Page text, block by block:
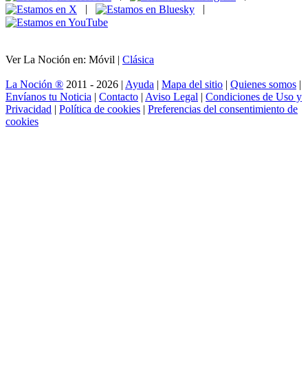
|
|
Ver La Noción en: Móvil | Clásica
La Noción ® 2011 - 2026 | Ayuda | Mapa del sitio | Quienes somos |
Envíanos tu Noticia | Contacto | Aviso Legal | Condiciones de Uso y
Privacidad | Política de cookies | Preferencias del consentimiento de
cookies